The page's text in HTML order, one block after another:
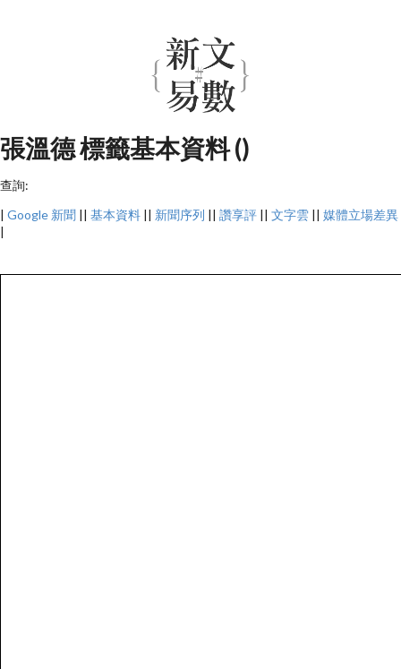
張溫德 標籤基本資料 ()
查詢:
| Google 新聞 || 基本資料 || 新聞序列 || 讚享評 || 文字雲 || 媒體立場差異
|